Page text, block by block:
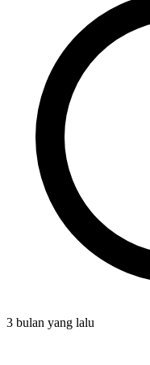
3 bulan yang lalu